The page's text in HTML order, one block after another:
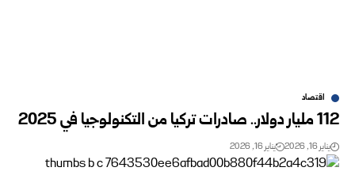
اقتصاد
112 مليار دولار.. صادرات تركيا من التكنولوجيا في 2025
يناير 16, 2026 يناير 16, 2026